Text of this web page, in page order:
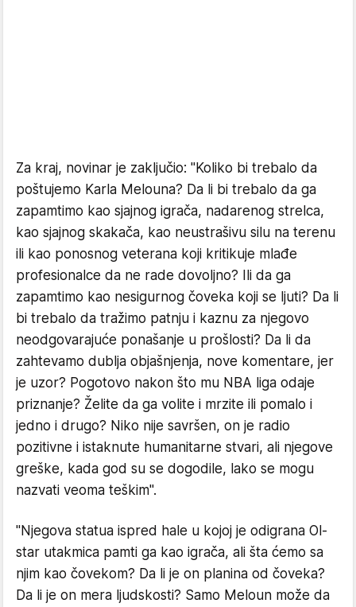
Za kraj, novinar je zaključio: "Koliko bi trebalo da
poštujemo Karla Melouna? Da li bi trebalo da ga
zapamtimo kao sjajnog igrača, nadarenog strelca,
kao sjajnog skakača, kao neustrašivu silu na terenu
ili kao ponosnog veterana koji kritikuje mlađe
profesionalce da ne rade dovoljno? Ili da ga
zapamtimo kao nesigurnog čoveka koji se ljuti? Da li
bi trebalo da tražimo patnju i kaznu za njegovo
neodgovarajuće ponašanje u prošlosti? Da li da
zahtevamo dublja objašnjenja, nove komentare, jer
je uzor? Pogotovo nakon što mu NBA liga odaje
priznanje? Želite da ga volite i mrzite ili pomalo i
jedno i drugo? Niko nije savršen, on je radio
pozitivne i istaknute humanitarne stvari, ali njegove
greške, kada god su se dogodile, lako se mogu
nazvati veoma teškim".
"Njegova statua ispred hale u kojoj je odigrana Ol-
star utakmica pamti ga kao igrača, ali šta ćemo sa
njim kao čovekom? Da li je on planina od čoveka?
Da li je on mera ljudskosti? Samo Meloun može da